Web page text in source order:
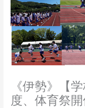
《伊勢》【
度、体育祭開